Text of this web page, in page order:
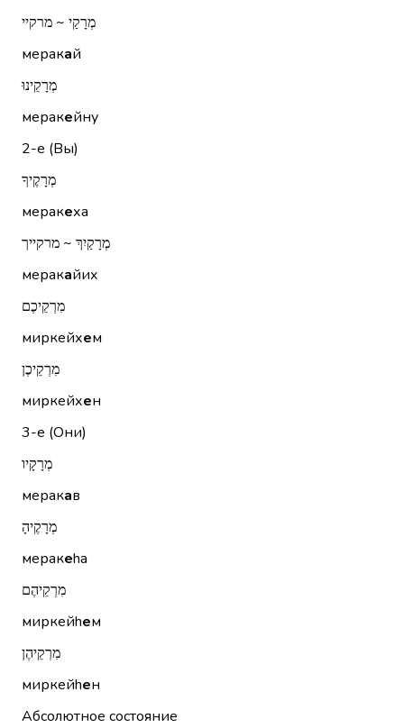
מְרָקַי ~ מרקיי
меракай
מְרָקֵינוּ
меракейну
2-е (Вы)
מְרָקֶיךָ
меракеха
מְרָקַיִךְ ~ מרקייך
меракайих
מִרְקֵיכֶם
миркейхем
מִרְקֵיכֶן
миркейхен
3-е (Они)
מְרָקָיו
меракав
מְרָקֶיהָ
меракеhа
מִרְקֵיהֶם
миркейhем
מִרְקֵיהֶן
миркейhен
Абсолютное состояние